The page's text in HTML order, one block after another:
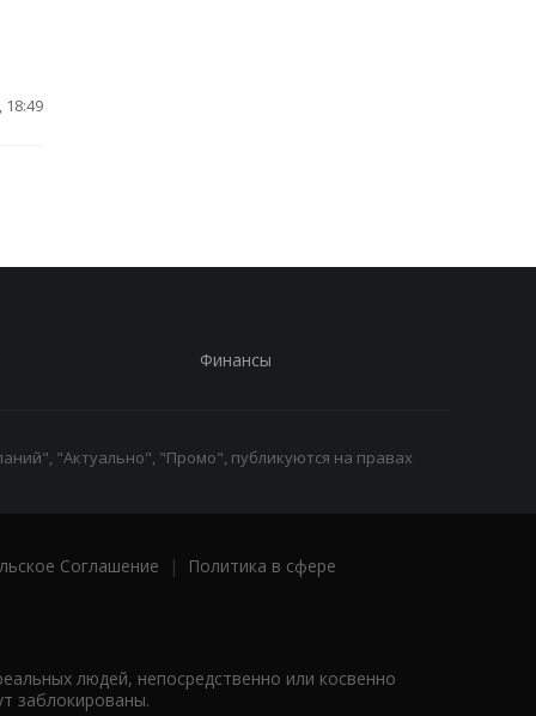
18:49
Финансы
"Актуально", "Промо", публикуются на правах
Соглашение |
Политика в сфере
людей, непосредственно или косвенно
заблокированы.